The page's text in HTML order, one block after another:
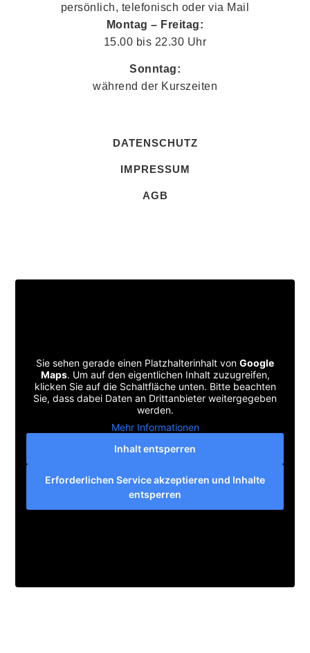
persönlich, telefonisch oder via Mail
Montag – Freitag:
15.00 bis 22.30 Uhr
Sonntag:
während der Kurszeiten
DATENSCHUTZ
IMPRESSUM
AGB
Sie sehen gerade einen Platzhalterinhalt von Google
Maps. Um auf den eigentlichen Inhalt zuzugreifen,
klicken Sie auf die Schaltfläche unten. Bitte beachten
Sie, dass dabei Daten an Drittanbieter weitergegeben
werden.
Mehr Informationen
Inhalt entsperren
Erforderlichen Service akzeptieren und Inhalte
entsperren